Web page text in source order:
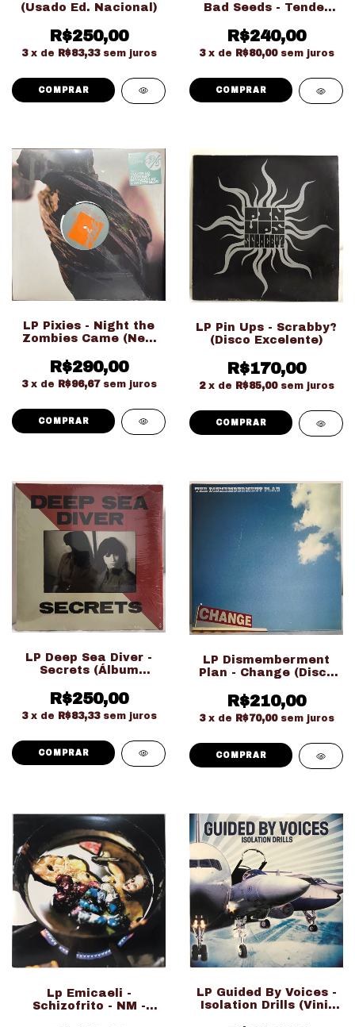
(Usado Ed. Nacional)
R$250,00
3 x de R$83,33 sem juros
Bad Seeds - Tender
Nacional)
R$240,00
3 x de R$80,00 sem juros
LP Pixies - Night the
Zombies Came (New
R$290,00
3 x de R$96,67 sem juros
LP Pin Ups - Scrabby?
(Disco Excelente)
R$170,00
2 x de R$85,00 sem juros
LP Deep Sea Diver -
Secrets (Álbum
R$250,00
3 x de R$83,33 sem juros
LP Dismemberment
Plan - Change (Disco
EUA)
R$210,00
3 x de R$70,00 sem juros
Lp Emicaeli -
Schizofrito - NM -
LP Guided By Voices -
Isolation Drills (Vinil